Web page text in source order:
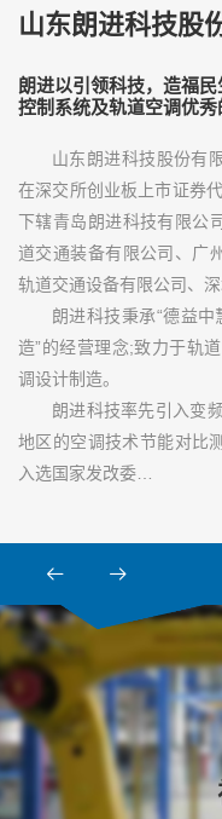
山东朗进科技股
朗进以引领科技，造福
控制系统及轨道空调优秀
山东朗进科技股份有
在深交所创业板上市证券
下辖青岛朗进科技有限公
道交通装备有限公司、广
轨道交通设备有限公司、
朗进科技秉承“德益
造”的经营理念;致力于轨
调设计制造。
朗进科技率先引入变
地区的空调技术节能对比
入选国家发改委…